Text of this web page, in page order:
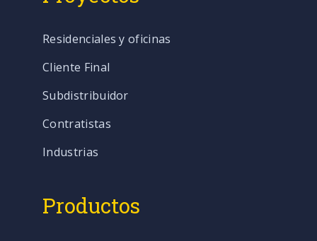
Residenciales y oficinas
Cliente Final
Subdistribuidor
Contratistas
Industrias
Productos